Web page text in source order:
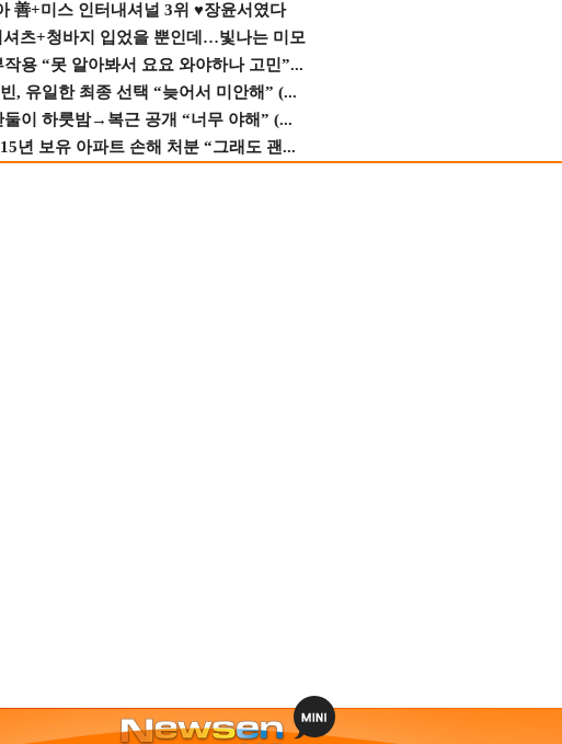
善+미스 인터내셔널 3위 ♥장윤서였다
츠+청바지 입었을 뿐인데…빛나는 미모
용 “못 알아봐서 요요 와야하나 고민”...
, 유일한 최종 선택 “늦어서 미안해” (...
이 하룻밤→복근 공개 “너무 야해” (...
년 보유 아파트 손해 처분 “그래도 괜...